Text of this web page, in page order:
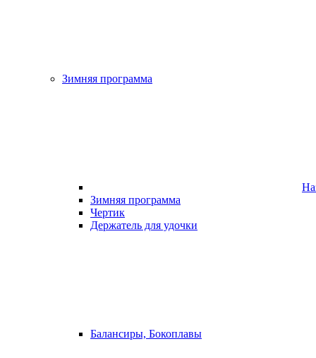
Зимняя программа
Зимняя программа
Чертик
Держатель для удочки
Балансиры, Бокоплавы